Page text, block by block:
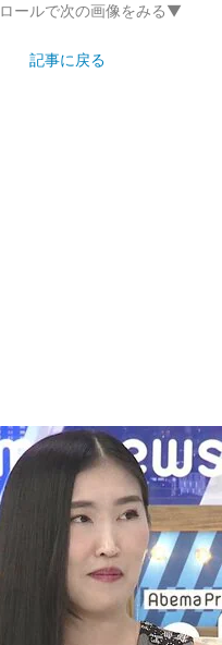
ールで次の画像をみる▼
記事に戻る